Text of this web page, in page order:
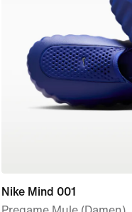
Nike Mind 001